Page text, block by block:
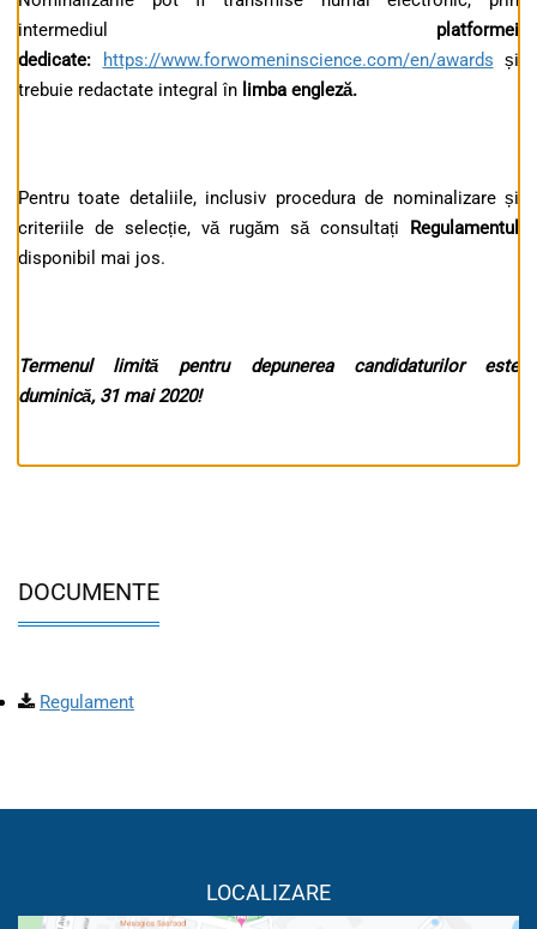
intermediul platformei
dedicate:
https://www.forwomeninscience.com/en/awards și
trebuie redactate integral în limba engleză.
Pentru toate detaliile, inclusiv procedura de nominalizare și
criteriile de selecție, vă rugăm să consultați Regulamentul
disponibil mai jos.
Termenul limită pentru depunerea candidaturilor este
duminică, 31 mai 2020!
DOCUMENTE
Regulament
LOCALIZARE